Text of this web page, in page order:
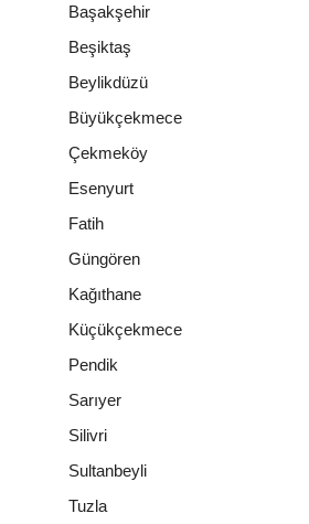
Başakşehir
Beşiktaş
Beylikdüzü
Büyükçekmece
Çekmeköy
Esenyurt
Fatih
Güngören
Kağıthane
Küçükçekmece
Pendik
Sarıyer
Silivri
Sultanbeyli
Tuzla